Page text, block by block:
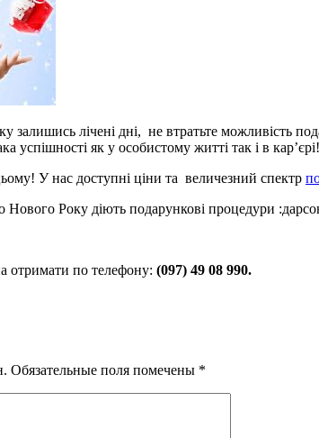
лічені дні, не втратьте можливість
успішності як у особистому житті так і в кар’єрі!
У нас доступні ціни та величезний спектр
Нового Року діють подарункові процедури
отримати по телефону: (097) 49 08 990.
Обязательные поля помечены *